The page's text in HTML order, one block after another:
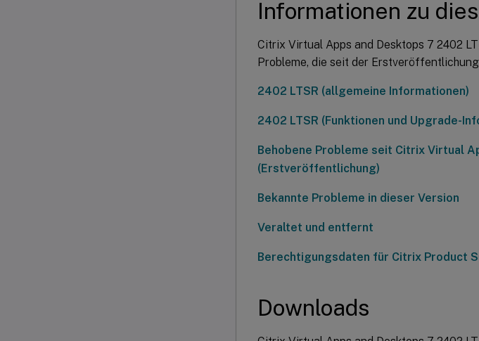
Informationen zu
Citrix Virtual Apps and Desktops 7 2402
Probleme, die seit der
2402 LTSR (allgemeine Informationen)
2402 LTSR (Funktionen und Upgrade-
Behobene Probleme seit Citrix Virtual
(Erstveröffentlichung)
Bekannte Probleme in dieser Version
Veraltet und entfernt
Berechtigungsdaten für Citrix Product
Downloads